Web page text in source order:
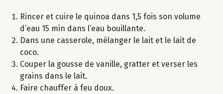
Rincer et cuire le quinoa dans 1,5 fois son volume
d’eau 15 min dans l’eau bouillante.
Dans une casserole, mélanger le lait et le lait de
coco.
Couper la gousse de vanille, gratter et verser les
grains dans le lait.
Faire chauffer à feu doux.